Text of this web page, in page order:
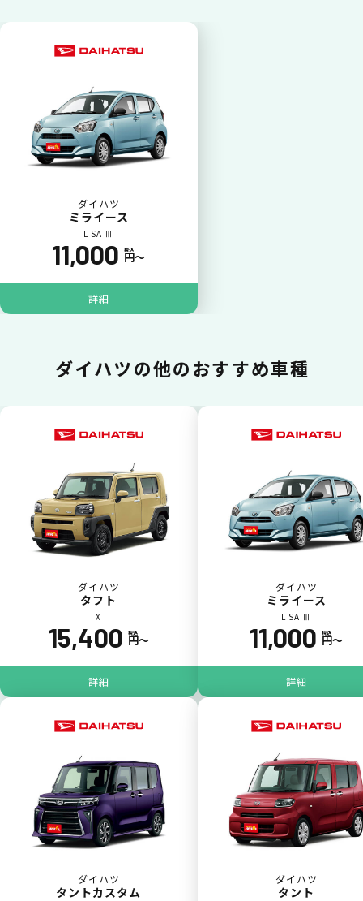
カードで支払い
ード払いが可能です。
一括払いが可能
いままで難しかったカーリースの利用料金を
一括（一回）払いで可能。
ポイントが貯まる
カーリース料金をカードで支払えるので、ポ
イントが貯まります。
ダイハツ
ミライース
L SA Ⅲ
11,000 税込
円〜
詳細
ダイハツの他のおすすめ車種
ダイハツ
タフト
X
15,400 税込
円〜
詳細
ダイハツ
ミライース
L SA Ⅲ
11,000 税込
円〜
詳細
ダイハツ
タントカスタム
ダイハツ
タント